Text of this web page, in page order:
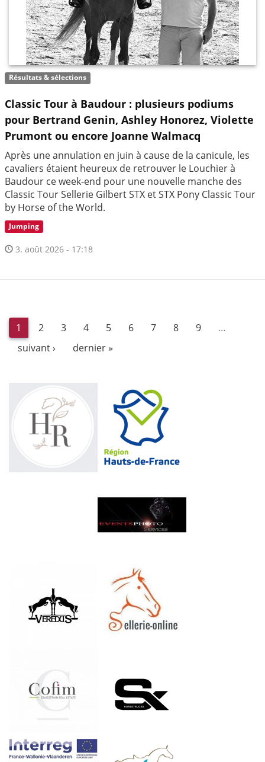
Résultats & sélections
Classic Tour à Baudour : plusieurs podiums
pour Bertrand Genin, Ashley Honorez, Violette
Prumont ou encore Joanne Walmacq
Après une annulation en juin à cause de la canicule, les
cavaliers étaient heureux de retrouver le Louchier à
Baudour ce week-end pour une nouvelle manche des
Classic Tour Sellerie Gilbert STX et STX Pony Classic Tour
by Horse of the World.
Jumping
3. août 2026 - 17:18
1 2 3 4 5 6 7 8 9
…
suivant ›
dernier »